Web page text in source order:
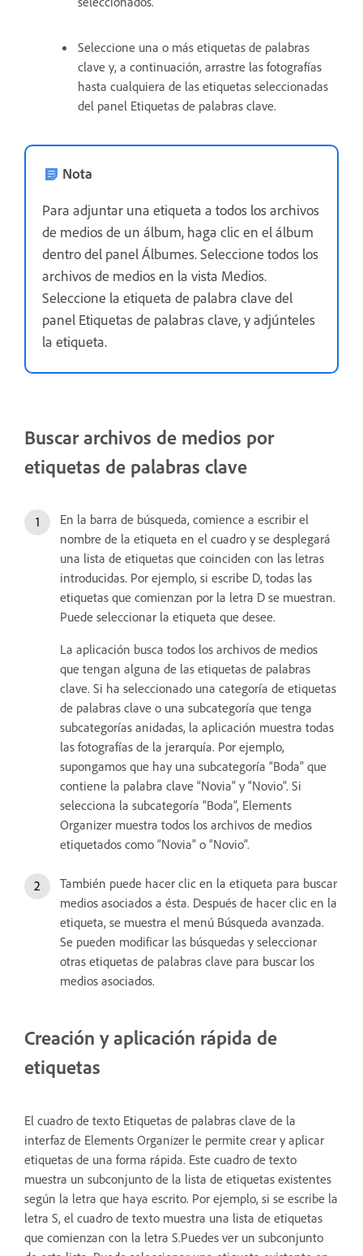
Seleccione una o más etiquetas de palabras
clave y, a continuación, arrastre las fotografías
hasta cualquiera de las etiquetas seleccionadas
del panel Etiquetas de palabras clave.
Nota
Para adjuntar una etiqueta a todos los archivos
de medios de un álbum, haga clic en el álbum
dentro del panel Álbumes. Seleccione todos los
archivos de medios en la vista Medios.
Seleccione la etiqueta de palabra clave del
panel Etiquetas de palabras clave, y adjúnteles
la etiqueta.
Buscar archivos de medios por
etiquetas de palabras clave
En la barra de búsqueda, comience a escribir el
nombre de la etiqueta en el cuadro y se desplegará
una lista de etiquetas que coinciden con las letras
introducidas. Por ejemplo, si escribe D, todas las
etiquetas que comienzan por la letra D se muestran.
Puede seleccionar la etiqueta que desee.
La aplicación busca todos los archivos de medios
que tengan alguna de las etiquetas de palabras
clave. Si ha seleccionado una categoría de etiquetas
de palabras clave o una subcategoría que tenga
subcategorías anidadas, la aplicación muestra todas
las fotografías de la jerarquía. Por ejemplo,
supongamos que hay una subcategoría “Boda” que
contiene la palabra clave “Novia” y “Novio”. Si
selecciona la subcategoría “Boda”, Elements
Organizer muestra todos los archivos de medios
etiquetados como “Novia” o “Novio”.
También puede hacer clic en la etiqueta para buscar
medios asociados a ésta. Después de hacer clic en la
etiqueta, se muestra el menú Búsqueda avanzada.
Se pueden modificar las búsquedas y seleccionar
otras etiquetas de palabras clave para buscar los
medios asociados.
Creación y aplicación rápida de
etiquetas
El cuadro de texto Etiquetas de palabras clave de la
interfaz de Elements Organizer le permite crear y aplicar
etiquetas de una forma rápida. Este cuadro de texto
muestra un subconjunto de la lista de etiquetas existentes
según la letra que haya escrito. Por ejemplo, si se escribe la
letra S, el cuadro de texto muestra una lista de etiquetas
que comienzan con la letra S.Puedes ver un subconjunto